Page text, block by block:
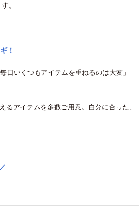
。
！
いくつもアイテムを重ねるのは大変」
アイテムを多数ご用意。自分に合った、